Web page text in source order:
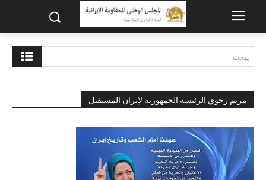
يبحث
مريم رجوي الرئيسة الجمهورية لإيران المستقبل